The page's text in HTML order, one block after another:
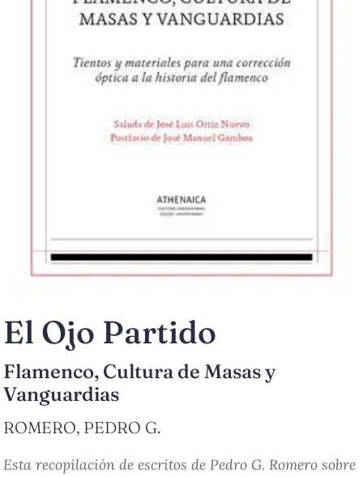
El Ojo Partido
Flamenco, Cultura de Masas y
Vanguardias
ROMERO, PEDRO G.
Esta recopilación de escritos de Pedro G. Romero sobre